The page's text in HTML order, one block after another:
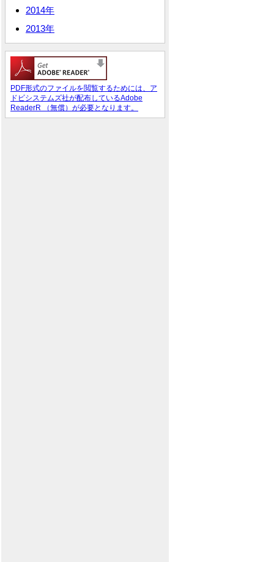
2014年
2013年
PDF形式のファイルを閲覧するためには、ア
ドビシステムズ社が配布しているAdobe
ReaderR （無償）が必要となります。